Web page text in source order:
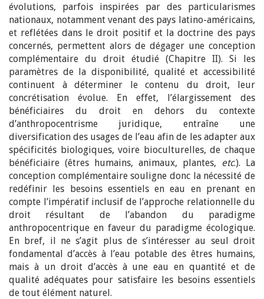
évolutions, parfois inspirées par des particularismes
nationaux, notamment venant des pays latino-américains,
et reflétées dans le droit positif et la doctrine des pays
concernés, permettent alors de dégager une conception
complémentaire du droit étudié (Chapitre II). Si les
paramètres de la disponibilité, qualité et accessibilité
continuent à déterminer le contenu du droit, leur
concrétisation évolue. En effet, l’élargissement des
bénéficiaires du droit en dehors du contexte
d’anthropocentrisme juridique, entraîne une
diversification des usages de l’eau afin de les adapter aux
spécificités biologiques, voire bioculturelles, de chaque
bénéficiaire (êtres humains, animaux, plantes, etc.). La
conception complémentaire souligne donc la nécessité de
redéfinir les besoins essentiels en eau en prenant en
compte l’impératif inclusif de l’approche relationnelle du
droit résultant de l’abandon du paradigme
anthropocentrique en faveur du paradigme écologique.
En bref, il ne s’agit plus de s’intéresser au seul droit
fondamental d’accès à l’eau potable des êtres humains,
mais à un droit d’accès à une eau en quantité et de
qualité adéquates pour satisfaire les besoins essentiels
de tout élément naturel.